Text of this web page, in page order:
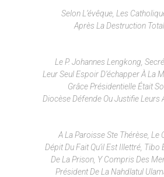
Selon L’évêque, Les
Après La Destruction
Le P. Johannes Lengkong,
Leur Seul Espoir D’échapper À La
Grâce Présidentielle Était
Diocèse Défende Ou Justifie Leurs
A La Paroisse Ste Thérèse, Le
Dépit Du Fait Qu’il Est Illettré,
De La Prison, Y Compris Des
Président De La Nahdlatul